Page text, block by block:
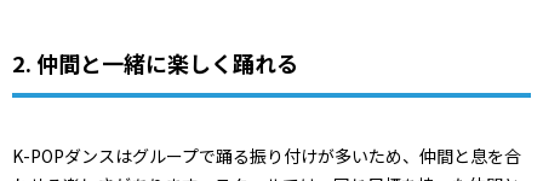
2. 仲間と一緒に楽しく踊れる
K-POPダンスはグループで踊る振り付けが多いため、仲間と息を合